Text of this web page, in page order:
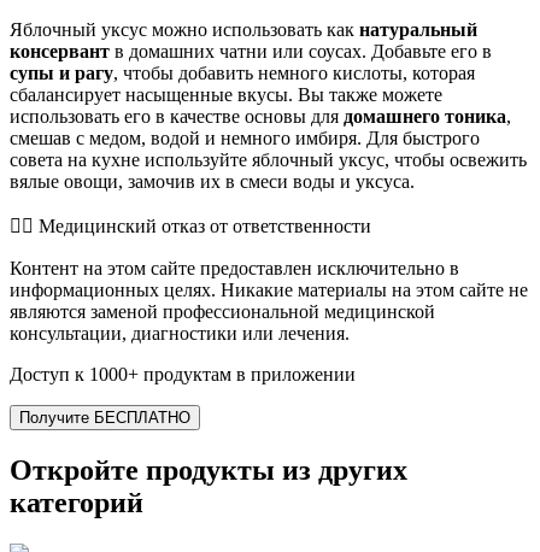
Яблочный уксус можно использовать как натуральный
консервант в домашних чатни или соусах. Добавьте его в
супы и рагу, чтобы добавить немного кислоты, которая
сбалансирует насыщенные вкусы. Вы также можете
использовать его в качестве основы для домашнего тоника,
смешав с медом, водой и немного имбиря. Для быстрого
совета на кухне используйте яблочный уксус, чтобы освежить
вялые овощи, замочив их в смеси воды и уксуса.
👨‍⚕️️ Медицинский отказ от ответственности
Контент на этом сайте предоставлен исключительно в
информационных целях. Никакие материалы на этом сайте не
являются заменой профессиональной медицинской
консультации, диагностики или лечения.
Доступ к 1000+ продуктам в приложении
Получите БЕСПЛАТНО
Откройте продукты из других
категорий